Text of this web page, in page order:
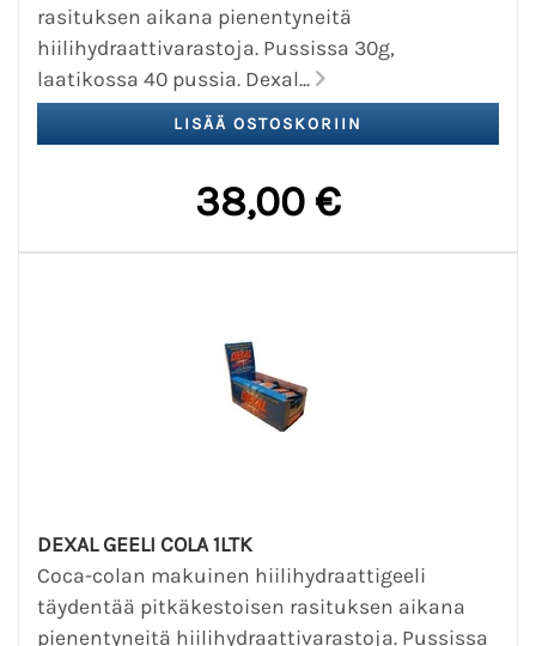
rasituksen aikana pienentyneitä
hiilihydraattivarastoja. Pussissa 30g,
laatikossa 40 pussia. Dexal...
38,00 €
DEXAL GEELI COLA 1LTK
Coca-colan makuinen hiilihydraattigeeli
täydentää pitkäkestoisen rasituksen aikana
pienentyneitä hiilihydraattivarastoja. Pussissa